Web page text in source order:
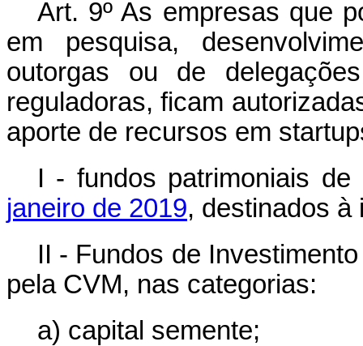
Art. 9º As empresas que
em pesquisa,
outorgas ou de
reguladoras, ficam
aporte de recursos em
I - fundos patrimoniais
janeiro de 2019, destinados à
II - Fundos de
pela CVM, nas categorias:
a) capital semente;